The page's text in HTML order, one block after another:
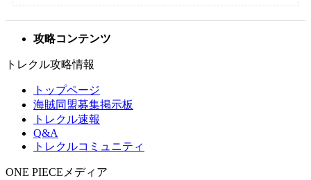
攻略コンテンツ
トレクル攻略情報
トップページ
海賊同盟募集掲示板
トレクル速報
Q&A
トレクルコミュニティ
ONE PIECEメディア